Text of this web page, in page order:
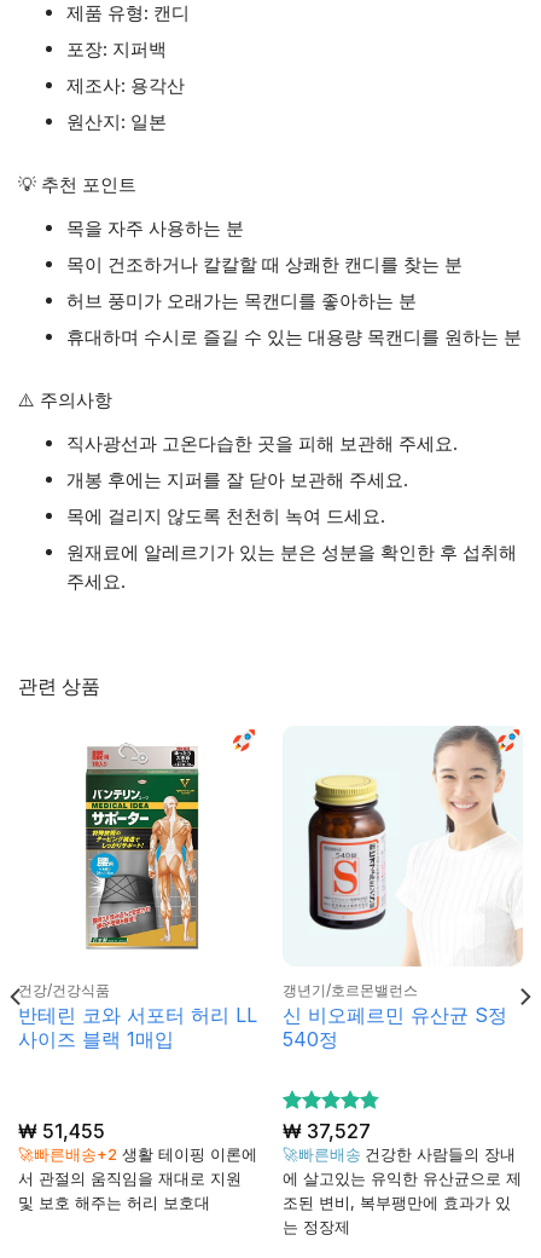
제품 유형: 캔디
포장: 지퍼백
제조사: 용각산
원산지: 일본
💡 추천 포인트
목을 자주 사용하는 분
목이 건조하거나 칼칼할 때 상쾌한 캔디를 찾는 분
허브 풍미가 오래가는 목캔디를 좋아하는 분
휴대하며 수시로 즐길 수 있는 대용량 목캔디를 원하는 분
⚠️ 주의사항
직사광선과 고온다습한 곳을 피해 보관해 주세요.
개봉 후에는 지퍼를 잘 닫아 보관해 주세요.
목에 걸리지 않도록 천천히 녹여 드세요.
원재료에 알레르기가 있는 분은 성분을 확인한 후 섭취해
주세요.
관련 상품
건강/건강식품
반테린 코와 서포터 허리 LL
사이즈 블랙 1매입
₩51,455
🚀빠른배송+2 생활 테이핑 이론에
서 관절의 움직임을 재대로 지원
및 보호 해주는 허리 보호대
갱년기/호르몬밸런스
신 비오페르민 유산균 S정
540정
5 중에서
4.78로 평
가됨
₩37,527
🚀빠른배송 건강한 사람들의 장내
에 살고있는 유익한 유산균으로 제
조된 변비, 복부팽만에 효과가 있
는 정장제